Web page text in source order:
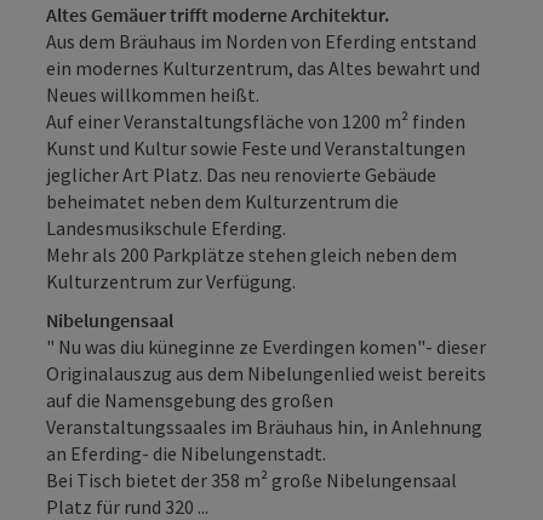
Altes Gemäuer trifft moderne Architektur.
Aus dem Bräuhaus im Norden von Eferding entstand
ein modernes Kulturzentrum, das Altes bewahrt und
Neues willkommen heißt.
Auf einer Veranstaltungsfläche von 1200 m² finden
Kunst und Kultur sowie Feste und Veranstaltungen
jeglicher Art Platz. Das neu renovierte Gebäude
beheimatet neben dem Kulturzentrum die
Landesmusikschule Eferding.
Mehr als 200 Parkplätze stehen gleich neben dem
Kulturzentrum zur Verfügung.
Nibelungensaal
" Nu was diu küneginne ze Everdingen komen"- dieser
Originalauszug aus dem Nibelungenlied weist bereits
auf die Namensgebung des großen
Veranstaltungssaales im Bräuhaus hin, in Anlehnung
an Eferding- die Nibelungenstadt.
Bei Tisch bietet der 358 m² große Nibelungensaal
Platz für rund 320 ...